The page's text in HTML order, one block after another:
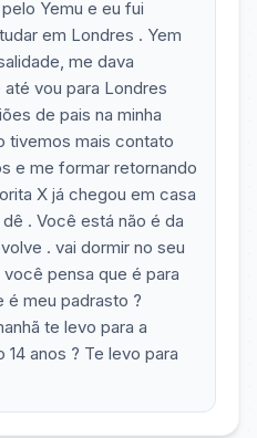
Yemu e eu fui
em Londres . Yem
me dava
vou para Londres
de pais na minha
tivemos mais contato
e me formar retornando
X já chegou em casa
. Você está não é da
. vai dormir no seu
pensa que é para
é meu padrasto ?
te levo para a
anos ? Te levo para